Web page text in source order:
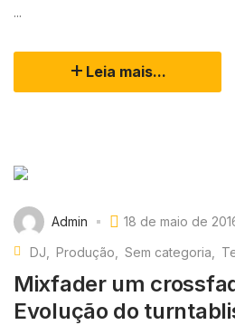
...
Leia mais...
Admin
18 de maio de
DJ
Produção Sem categoria
Mixfader um
Evolução do